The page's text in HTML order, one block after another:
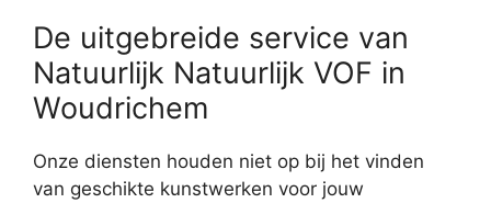
De uitgebreide service van
Natuurlijk Natuurlijk VOF in
Woudrichem
Onze diensten houden niet op bij het vinden
van geschikte kunstwerken voor jouw